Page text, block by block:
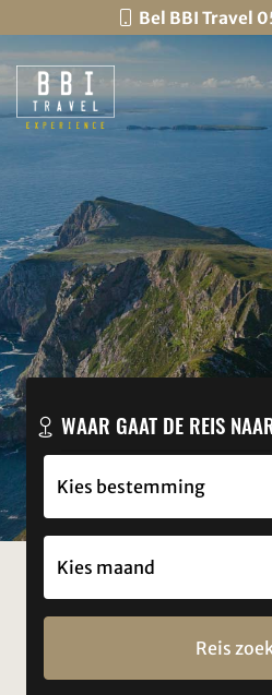
Bel BBI Travel
WAAR GAAT DE REIS
Reis